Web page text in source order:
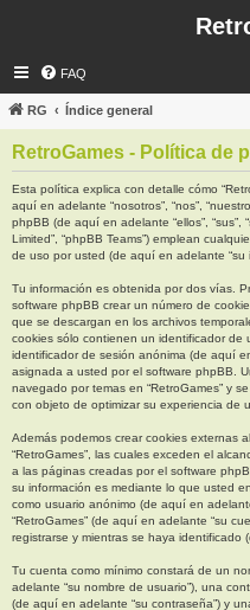
FAQ
RG Índice general
RetroGames - Política de
Esta política explica con detalle cómo
aquí en adelante “nosotros”, “nos”,
phpBB (de aquí en adelante “ellos”, “sus”,
Limited”, “phpBB Teams”) emplean
de uso por usted (de aquí en adelante “su
Tu información es obtenida por dos vías.
software phpBB crear un número de
que se descargan en los archivos
cookies sólo contienen un identificador de
identificador de sesión anónima (de aquí
asignada a usted por el software phpBB.
navegado por temas en “RetroGames” y
con objeto de optimizar su experiencia de
Además podemos crear cookies externas
“RetroGames”, las cuales exceden el
a las páginas creadas por el software
su información es mediante lo que usted
como usuario anónimo (de aquí en
“RetroGames” (de aquí en adelante “su
registrarse y mientras se haya identificado
Tu cuenta como mínimo constará de un
adelante “su nombre de usuario”), una
(de aquí en adelante “su contraseña”) y